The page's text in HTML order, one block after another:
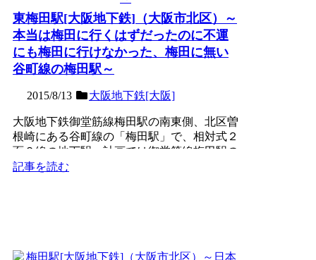
東梅田駅[大阪地下鉄]（大阪市北区）～
本当は梅田に行くはずだったのに不運
にも梅田に行けなかった、梅田に無い
谷町線の梅田駅～
2015/8/13 大阪地下鉄[大阪]
大阪地下鉄御堂筋線梅田駅の南東側、北区曽
根崎にある谷町線の「梅田駅」で、相対式２
面２線の地下駅。計画では御堂筋線梅田駅の
すぐ隣に建設する予定...
記事を読む